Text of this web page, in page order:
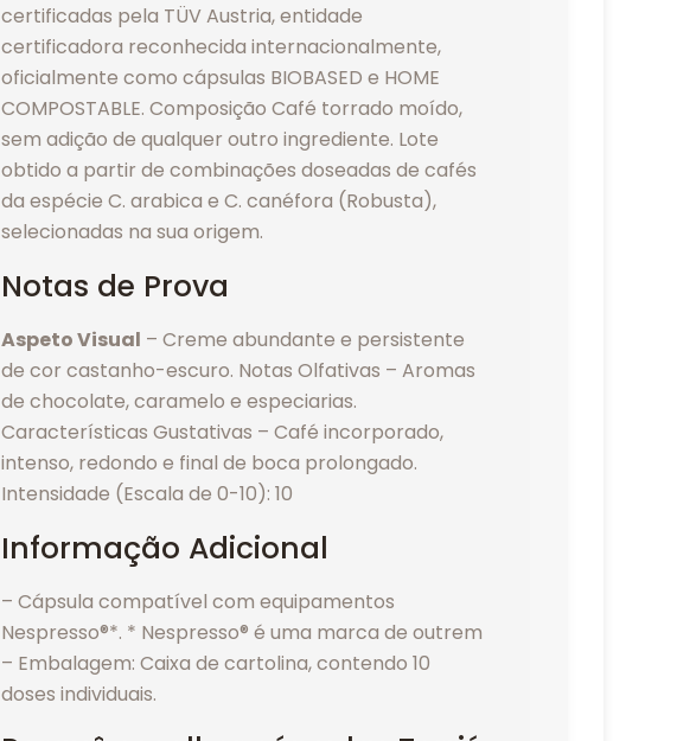
certificadas pela TÜV Austria, entidade
certificadora reconhecida internacionalmente,
oficialmente como cápsulas BIOBASED e HOME
COMPOSTABLE. Composição Café torrado moído,
sem adição de qualquer outro ingrediente. Lote
obtido a partir de combinações doseadas de cafés
da espécie C. arabica e C. canéfora (Robusta),
selecionadas na sua origem.
Notas de Prova
Aspeto Visual – Creme abundante e persistente
de cor castanho-escuro. Notas Olfativas – Aromas
de chocolate, caramelo e especiarias.
Características Gustativas – Café incorporado,
intenso, redondo e final de boca prolongado.
Intensidade (Escala de 0-10): 10
Informação Adicional
– Cápsula compatível com equipamentos
Nespresso®*. * Nespresso® é uma marca de outrem
– Embalagem: Caixa de cartolina, contendo 10
doses individuais.